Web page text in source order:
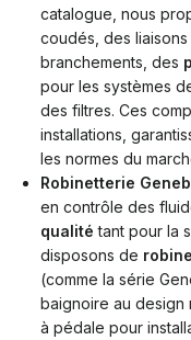
catalogue, nous
coudés, des
branchements, des
pour les systèmes
des filtres. Ces
installations,
les normes du
Robinetterie
en contrôle des
qualité tant pour la
disposons de
(comme la série
baignoire au design
à pédale pour